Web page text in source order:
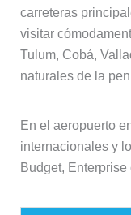
carreteras
visitar
Tulum, Cobá,
naturales de la
En el aeropuerto
internacionales y
Budget,